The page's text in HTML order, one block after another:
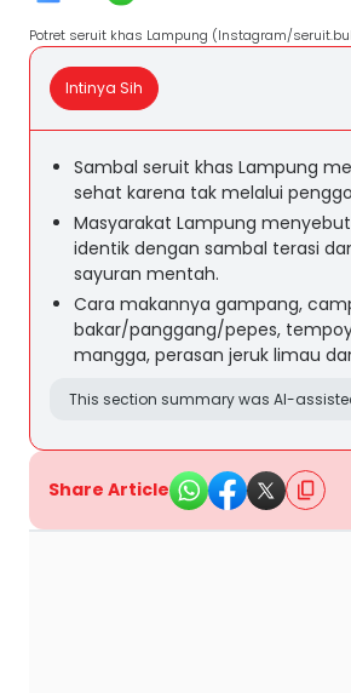
Potret seruit khas Lampung (Instagram/
Intinya Sih
Sambal seruit khas Lampung
sehat karena tak melalui
Masyarakat Lampung
identik dengan sambal terasi
sayuran mentah.
Cara makannya gampang,
bakar/panggang/pepes,
mangga, perasan jeruk limau
This section summary was AI-
Share Article